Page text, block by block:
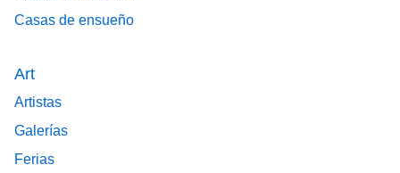
Casas de ensueño
Art
Artistas
Galerías
Ferias